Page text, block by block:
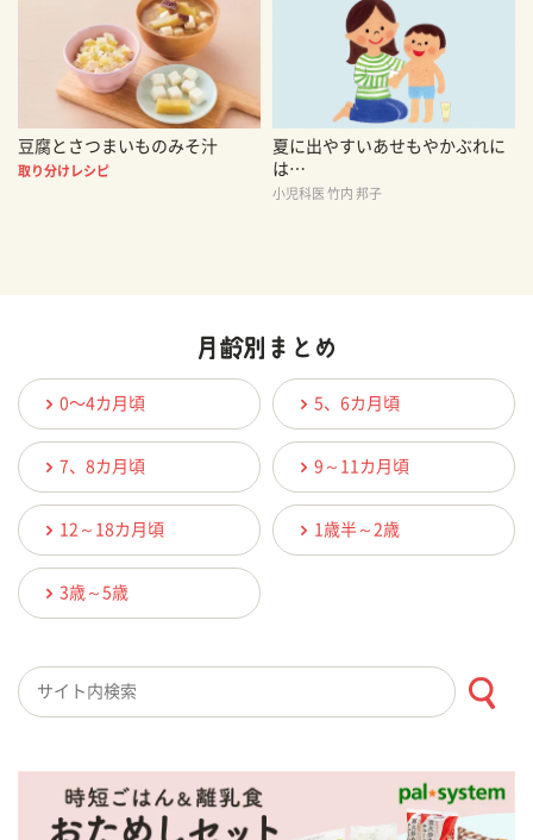
豆腐とさつまいものみそ汁
取り分けレシピ
夏に出やすいあせもやかぶれに
は…
小児科医 竹内 邦子
0〜4カ月頃 5、6カ月頃
7、8カ月頃 9～11カ月頃
12～18カ月頃 1歳半～2歳
3歳～5歳
検索キーワード入力